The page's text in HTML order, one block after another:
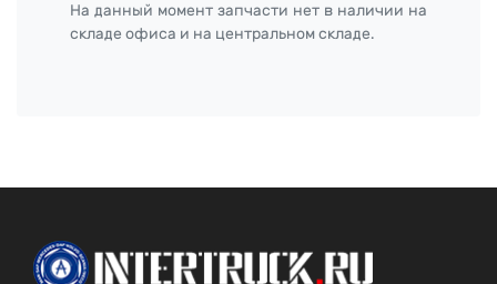
На данный момент запчасти нет в наличии на
складе офиса и на центральном складе.